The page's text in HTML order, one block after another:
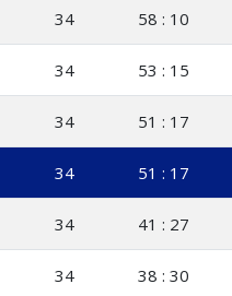
34 58 : 10
34 53 : 15
34 51 : 17
34 51 : 17
34 41 : 27
34 38 : 30